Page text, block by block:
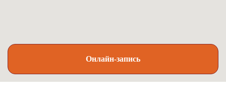
Онлайн-запись